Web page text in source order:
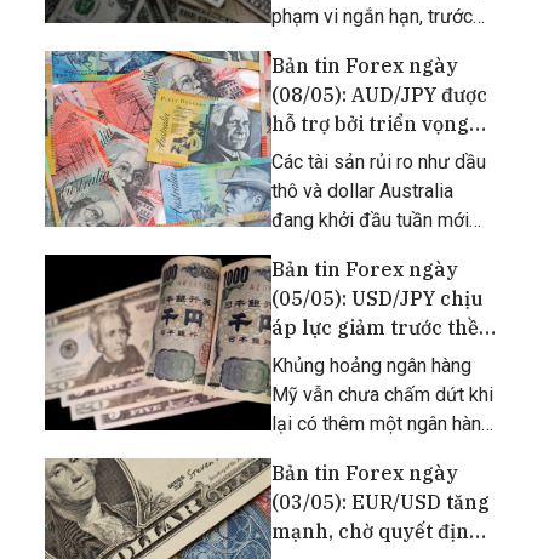
phạm vi ngắn hạn, trước
tại Mỹ. Đồng bạc xanh liệu
có duy trì ở phạm vi này,
hay chúng ta sẽ chứng kiến
một sự đột phá trong ngày
Bản tin Forex ngày
(08/05): AUD/JPY được
hỗ trợ bởi triển vọng
kinh tế Mỹ tích cực
Các tài sản rủi ro như dầu
thô và dollar Australia
đang khởi đầu tuần mới
này liệu có đẩy AUD/JPY
lên mức cao mới trong
tháng hay không?
Bản tin Forex ngày
(05/05): USD/JPY chịu
áp lực giảm trước thềm
công bố báo cáo NFP
Khủng hoảng ngân hàng
Mỹ vẫn chưa chấm dứt khi
lại có thêm một ngân hàng
Bản tin Forex ngày
(03/05): EUR/USD tăng
mạnh, chờ quyết định